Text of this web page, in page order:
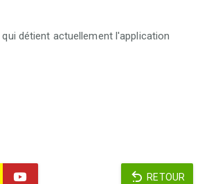
détient actuellement l'application
RETOUR